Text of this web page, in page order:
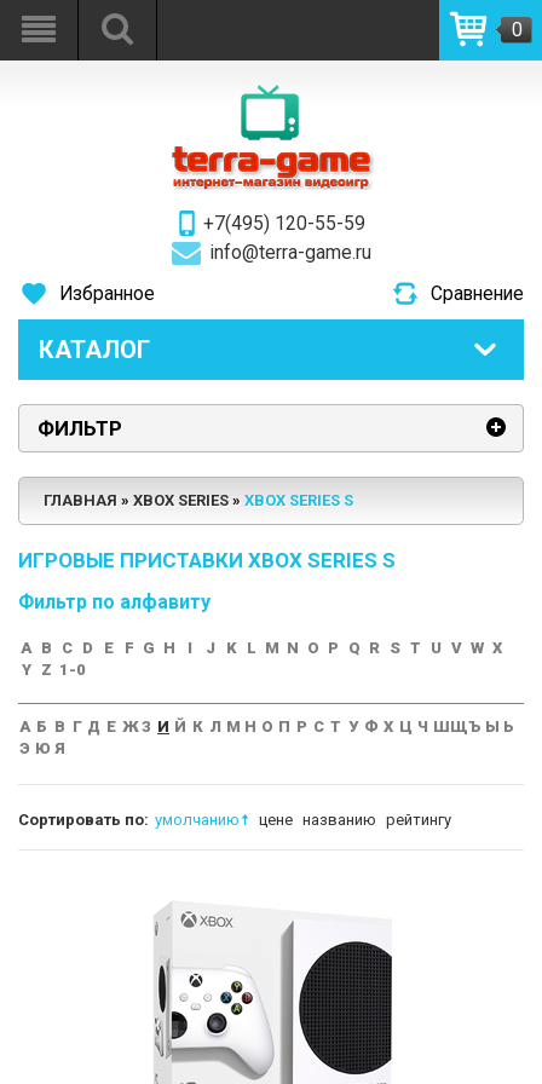
+7(495) 120-55-59
info@terra-game.ru
0
Избранное Сравнение
КАТАЛОГ
ФИЛЬТР
ГЛАВНАЯ XBOX SERIES XBOX SERIES S
ИГРОВЫЕ ПРИСТАВКИ XBOX SERIES S
Фильтр по алфавиту
A B C D E F G H I J K L M N O P Q R S T U V W X
Y
Z 1-0
А Б В Г Д Е ЖЗ И Й К Л М Н О П Р С Т У Ф Х Ц Ч ШЩЪ Ы Ь
Э Ю Я
Сортировать по: умолчанию цене названию рейтингу